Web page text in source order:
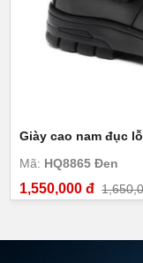
Giày cao nam đục
Mã: HQ8865 Đen
1,550,000 đ